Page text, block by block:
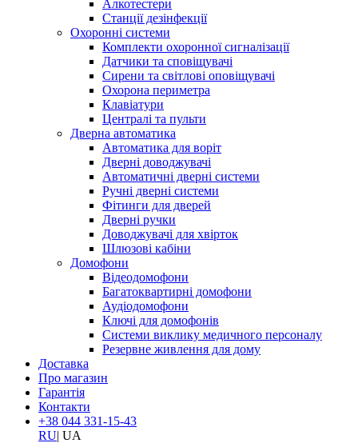
Алкотестери
Станції дезінфекції
Охоронні системи
Комплекти охоронної сигналізації
Датчики та сповіщувачі
Сирени та світлові оповіщувачі
Охорона периметра
Клавіатури
Централі та пульти
Дверна автоматика
Автоматика для воріт
Дверні доводжувачі
Автоматичні дверні системи
Ручні дверні системи
Фітинги для дверей
Дверні ручки
Доводжувачі для хвірток
Шлюзові кабіни
Домофони
Відеодомофони
Багатоквартирні домофони
Аудіодомофони
Ключі для домофонів
Системи виклику медичного персоналу
Резервне живлення для дому
Доставка
Про магазин
Гарантія
Контакти
+38 044 331-15-43
RU| UA